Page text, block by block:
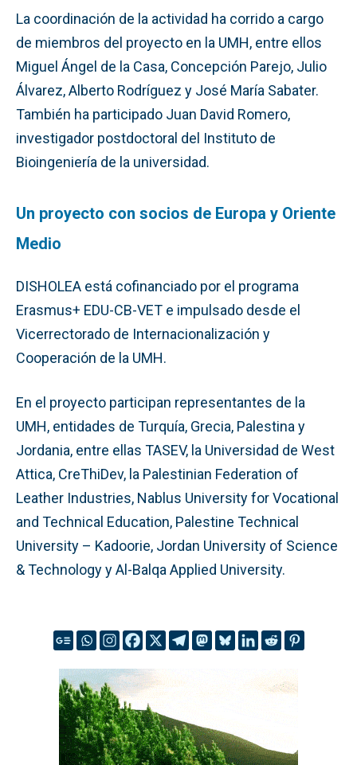
La coordinación de la actividad ha corrido a cargo
de miembros del proyecto en la UMH, entre ellos
Miguel Ángel de la Casa, Concepción Parejo, Julio
Álvarez, Alberto Rodríguez y José María Sabater.
También ha participado Juan David Romero,
investigador postdoctoral del Instituto de
Bioingeniería de la universidad.
Un proyecto con socios de Europa y Oriente
Medio
DISHOLEA está cofinanciado por el programa
Erasmus+ EDU-CB-VET e impulsado desde el
Vicerrectorado de Internacionalización y
Cooperación de la UMH.
En el proyecto participan representantes de la
UMH, entidades de Turquía, Grecia, Palestina y
Jordania, entre ellas TASEV, la Universidad de West
Attica, CreThiDev, la Palestinian Federation of
Leather Industries, Nablus University for Vocational
and Technical Education, Palestine Technical
University – Kadoorie, Jordan University of Science
& Technology y Al-Balqa Applied University.